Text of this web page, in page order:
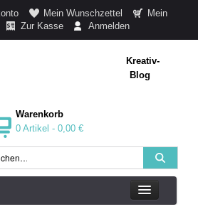
Mein Wunschzettel
Mein
Zur Kasse Anmelden
Kreativ-
Blog
Warenkorb
0 Artikel - 0,00 €